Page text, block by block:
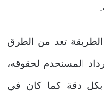
تعد من الطرق
المستخدم لحقوقه،
بكل دقة كما كان في